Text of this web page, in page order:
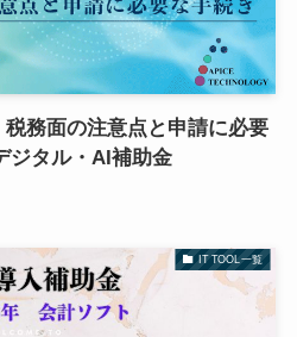
務面の注意点と申請に必要
ジタル・AI補助金
IT TOOL一覧